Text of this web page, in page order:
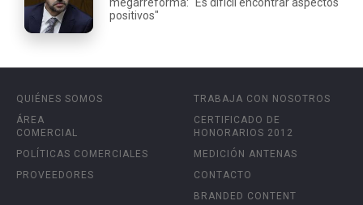
positivos"
QUIÉNES SOMOS
ÁREA
COMERCIAL
POLÍTICAS COMERCIALES
PROVEEDORES
TRABAJA CON NOSOTROS
CERTIFICADO DE
HONORARIOS 2012
MEDICIÓN ANTENAS
CONTACTO
BRANDED CONTENT